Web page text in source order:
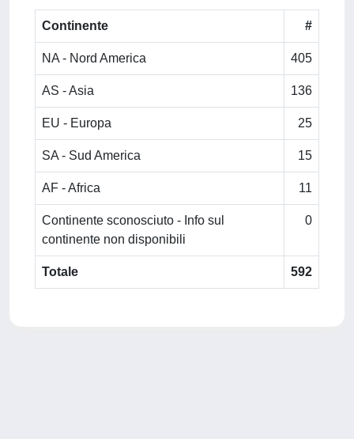
Continente #
NA - Nord America 405
AS - Asia 136
EU - Europa 25
SA - Sud America 15
AF - Africa 11
Continente sconosciuto - Info sul
continente non disponibili
0
Totale 592